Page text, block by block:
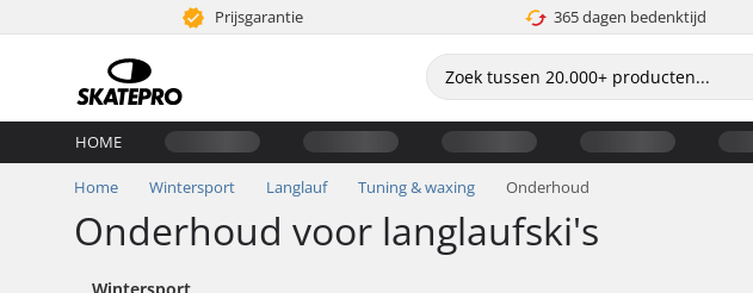
Prijsgarantie 365 dagen bedenktijd
HOME
Home Wintersport Langlauf Tuning & waxing Onderhoud
Onderhoud voor langlaufski's